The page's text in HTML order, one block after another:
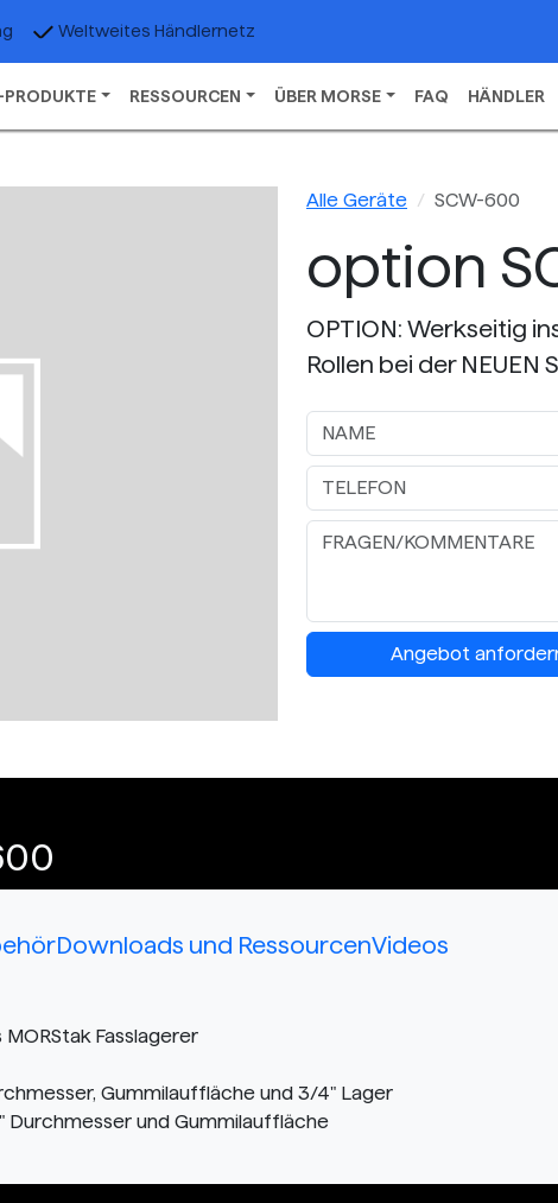
Weltweites Händlernetz
RESSOURCEN ÜBER MORSE FAQ HÄNDLER
Alle Geräte SCW-600
option
OPTION: Werkseitig
Rollen bei der
Angebot
Downloads und RessourcenVideos
MORStak Fasslagerer
Gummilauffläche und 3/4" Lager
Durchmesser und Gummilauffläche